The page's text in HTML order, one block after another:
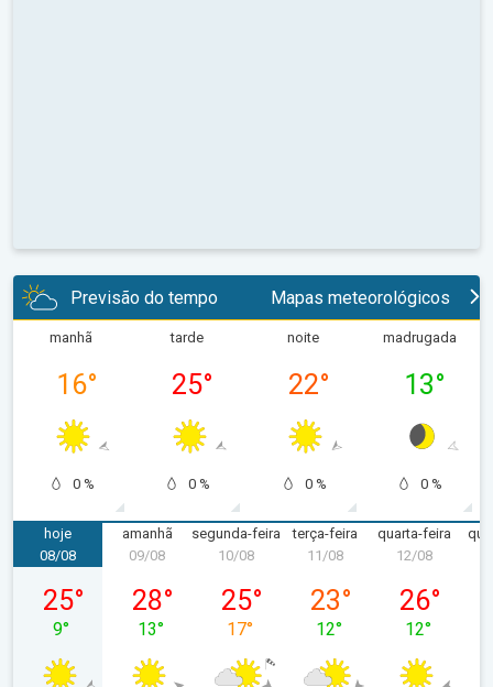
Previsão do tempo Mapas meteorológicos
manhã
16°
0 %
tarde
25°
0 %
noite
22°
0 %
madrugada
13°
0 %
hoje
sábado, 08/08
08/08
25°
9°
amanhã
domingo, 09/08
09/08
28°
13°
segunda-feira
segunda-feira, 10/08
10/08
25°
17°
terça-feira
terça-feira, 11/08
11/08
23°
12°
quarta-feira
12/08
26°
12°